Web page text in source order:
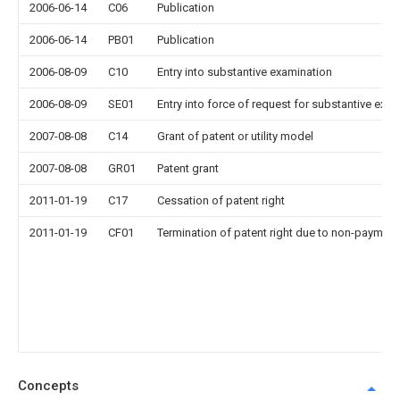
2006-06-14 C06 Publication
2006-06-14 PB01 Publication
2006-08-09 C10 Entry into substantive examination
2006-08-09 SE01 Entry into force of request for substantive
2007-08-08 C14 Grant of patent or utility model
2007-08-08 GR01 Patent grant
2011-01-19 C17 Cessation of patent right
2011-01-19 CF01 Termination of patent right due to non-
Concepts